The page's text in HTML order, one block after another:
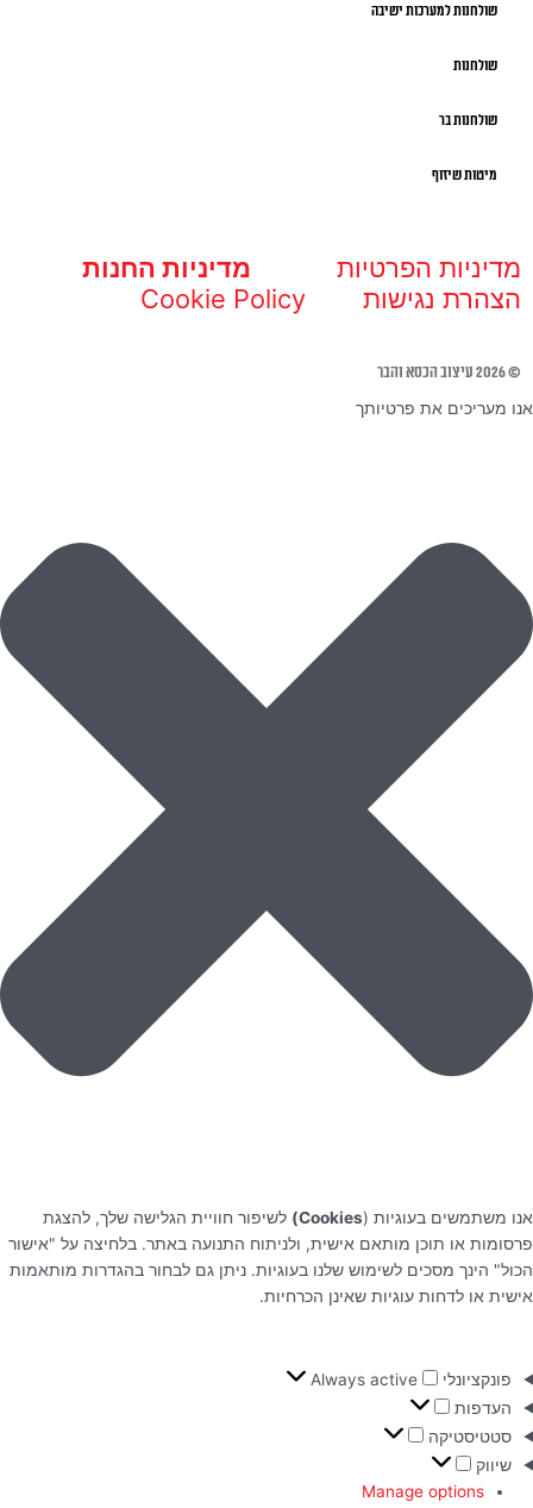
שולחנות למערכות ישיבה
שולחנות
שולחנות בר
מיטות שיזוף
מדיניות הפרטיות
מדיניות החנות
הצהרת נגישות
Cookie Policy
© 2026 עיצוב הכסא והבר
אנו מעריכים את פרטיותך
אנו משתמשים בעוגיות (Cookies)
לשיפור חוויית הגלישה שלך, להצגת
פרסומות או תוכן מותאם אישית, ולניתוח התנועה באתר. בלחיצה על "אישור
הכול" הינך מסכים לשימוש שלנו בעוגיות. ניתן גם לבחור בהגדרות מותאמות
אישית או לדחות עוגיות שאינן הכרחיות.
פונקציונלי
Always active
העדפות
סטטיסטיקה
שיווק
Manage options